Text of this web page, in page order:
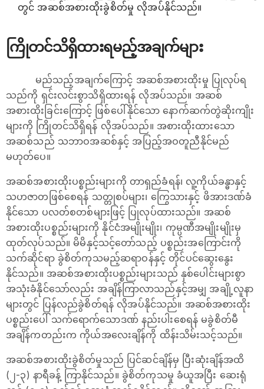
တွင် အဆစ်အစားထိုးခွဲစိတ်မှု လိုအပ်နိုင်သည်။
ကြိုတင်သိရှိထားရမည့်အချက်များ
မည်သည့်အချက်ကြောင့် အဆစ်အစားထိုးမှု ပြုလုပ်ရ
သည်ကို ရှင်းလင်းစွာသိရှိထားရန် လိုအပ်သည်။ အဆစ်
အစားထိုးခြင်းကြောင့် ဖြစ်ပေါ်နိုင်သော နောက်ဆက်တွဲဆိုးကျိုး
များကို ကြိုတင်သိရှိရန် လိုအပ်သည်။ အစားထိုးထားသော
အဆစ်သည် သဘာဝအဆစ်နှင့် အပြည့်အဝတူညီနိုင်မည်
မဟုတ်ပေ။
အဆစ်အစားထိုးပစ္စည်းများကို တာရှည်ခံရန်၊ လူ့ကိုယ်ခန္ဓာနှင့်
သဟဇာတဖြစ်စေရန် သတ္တုစပ်များ၊ ကြွေသားနှင့် ဖိအားဒဏ်ခံ
နိုင်သော ပလတ်စတစ်များဖြင့် ပြုလုပ်ထားသည်။ အဆစ်
အစားထိုးပစ္စည်းများကို နိုင်ငံအမျိုးမျိုး၊ ကုမ္ပဏီအမျိုးမျိုးမှ
ထုတ်လုပ်သည်။ မိမိနှင့်သင့်တော်သည့် ပစ္စည်းအကြောင်းကို
သက်ဆိုင်ရာ ခွဲစိတ်ကုသမည့်ဆရာဝန်နှင့် တိုင်ပင်ဆွေးနွေး
နိုင်သည်။ အဆစ်အစားထိုးပစ္စည်းများသည် နှစ်ပေါင်းများစွာ
အသုံးခံနိုင်သော်လည်း အချိန်ကြာလာသည်နှင့်အမျှ အချို့လူနာ
များတွင် ပြန်လည်ခွဲစိတ်ရန် လိုအပ်နိုင်သည်။ အဆစ်အစားထိုး
ပစ္စည်းပေါ် သက်ရောက်သောဒဏ် နည်းပါးစေရန် မခွဲစိတ်မီ
အချိန်ကတည်းက ကိုယ်အလေးချိန်ကို ထိန်းသိမ်းသင့်သည်။
အဆစ်အစားထိုးခွဲစိတ်မှုသည် ပြင်ဆင်ချိန်မှ ပြီးဆုံးချိန်အထိ
(၂-၃) နာရီခန့် ကြာနိုင်သည်။ ခွဲစိတ်ကုသမှု ခံယူအပြီး ဆေးရုံ